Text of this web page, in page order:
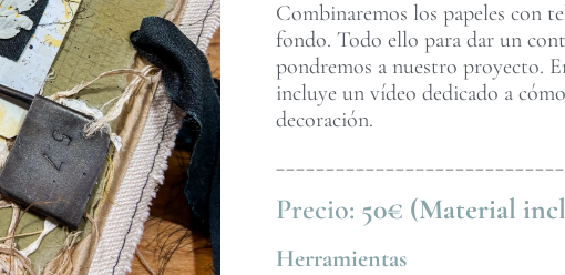
Combinaremos los papeles con
fondo. Todo ello para dar un
pondremos a nuestro proyecto.
incluye un vídeo dedicado a
decoración.
Precio: 50€ (Material
Herramientas